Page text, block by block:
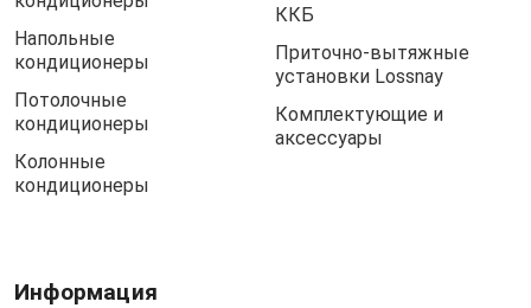
Напольные
кондиционеры
Потолочные
кондиционеры
Колонные
кондиционеры
ККБ
Приточно-вытяжные
установки Lossnay
Комплектующие и
аксессуары
Информация